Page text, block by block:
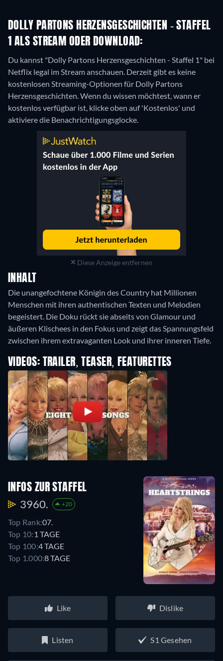
DOLLY PARTONS HERZENSGESCHICHTEN - STAFFEL
1 ALS STREAM ODER DOWNLOAD:
Du kannst "Dolly Partons Herzensgeschichten - Staffel 1" bei
Netflix legal im Stream anschauen. Derzeit gibt es keine
kostenlosen Streaming-Optionen für Dolly Partons
Herzensgeschichten. Wenn du wissen möchtest, wann er
kostenlos verfügbar ist, klicke oben auf 'Kostenlos' und
aktiviere die Benachrichtigungsglocke.
Diese Anzeige entfernen
INHALT
Die unangefochtene Königin des Country hat Millionen
Menschen mit ihren authentischen Texten und Melodien
begeistert. Die Doku rückt sie abseits von Glamour und
äußeren Klischees in den Fokus und zeigt das Spannungsfeld
zwischen ihrem extravaganten Look und ihrer inneren Tiefe.
VIDEOS: TRAILER, TEASER, FEATURETTES
INFOS ZUR STAFFEL
3960. +20
Top Rank:07.
Top 10: 1 TAGE
Top 100:4 TAGE
Top 1.000:8 TAGE
Like Dislike
Listen S1 Gesehen